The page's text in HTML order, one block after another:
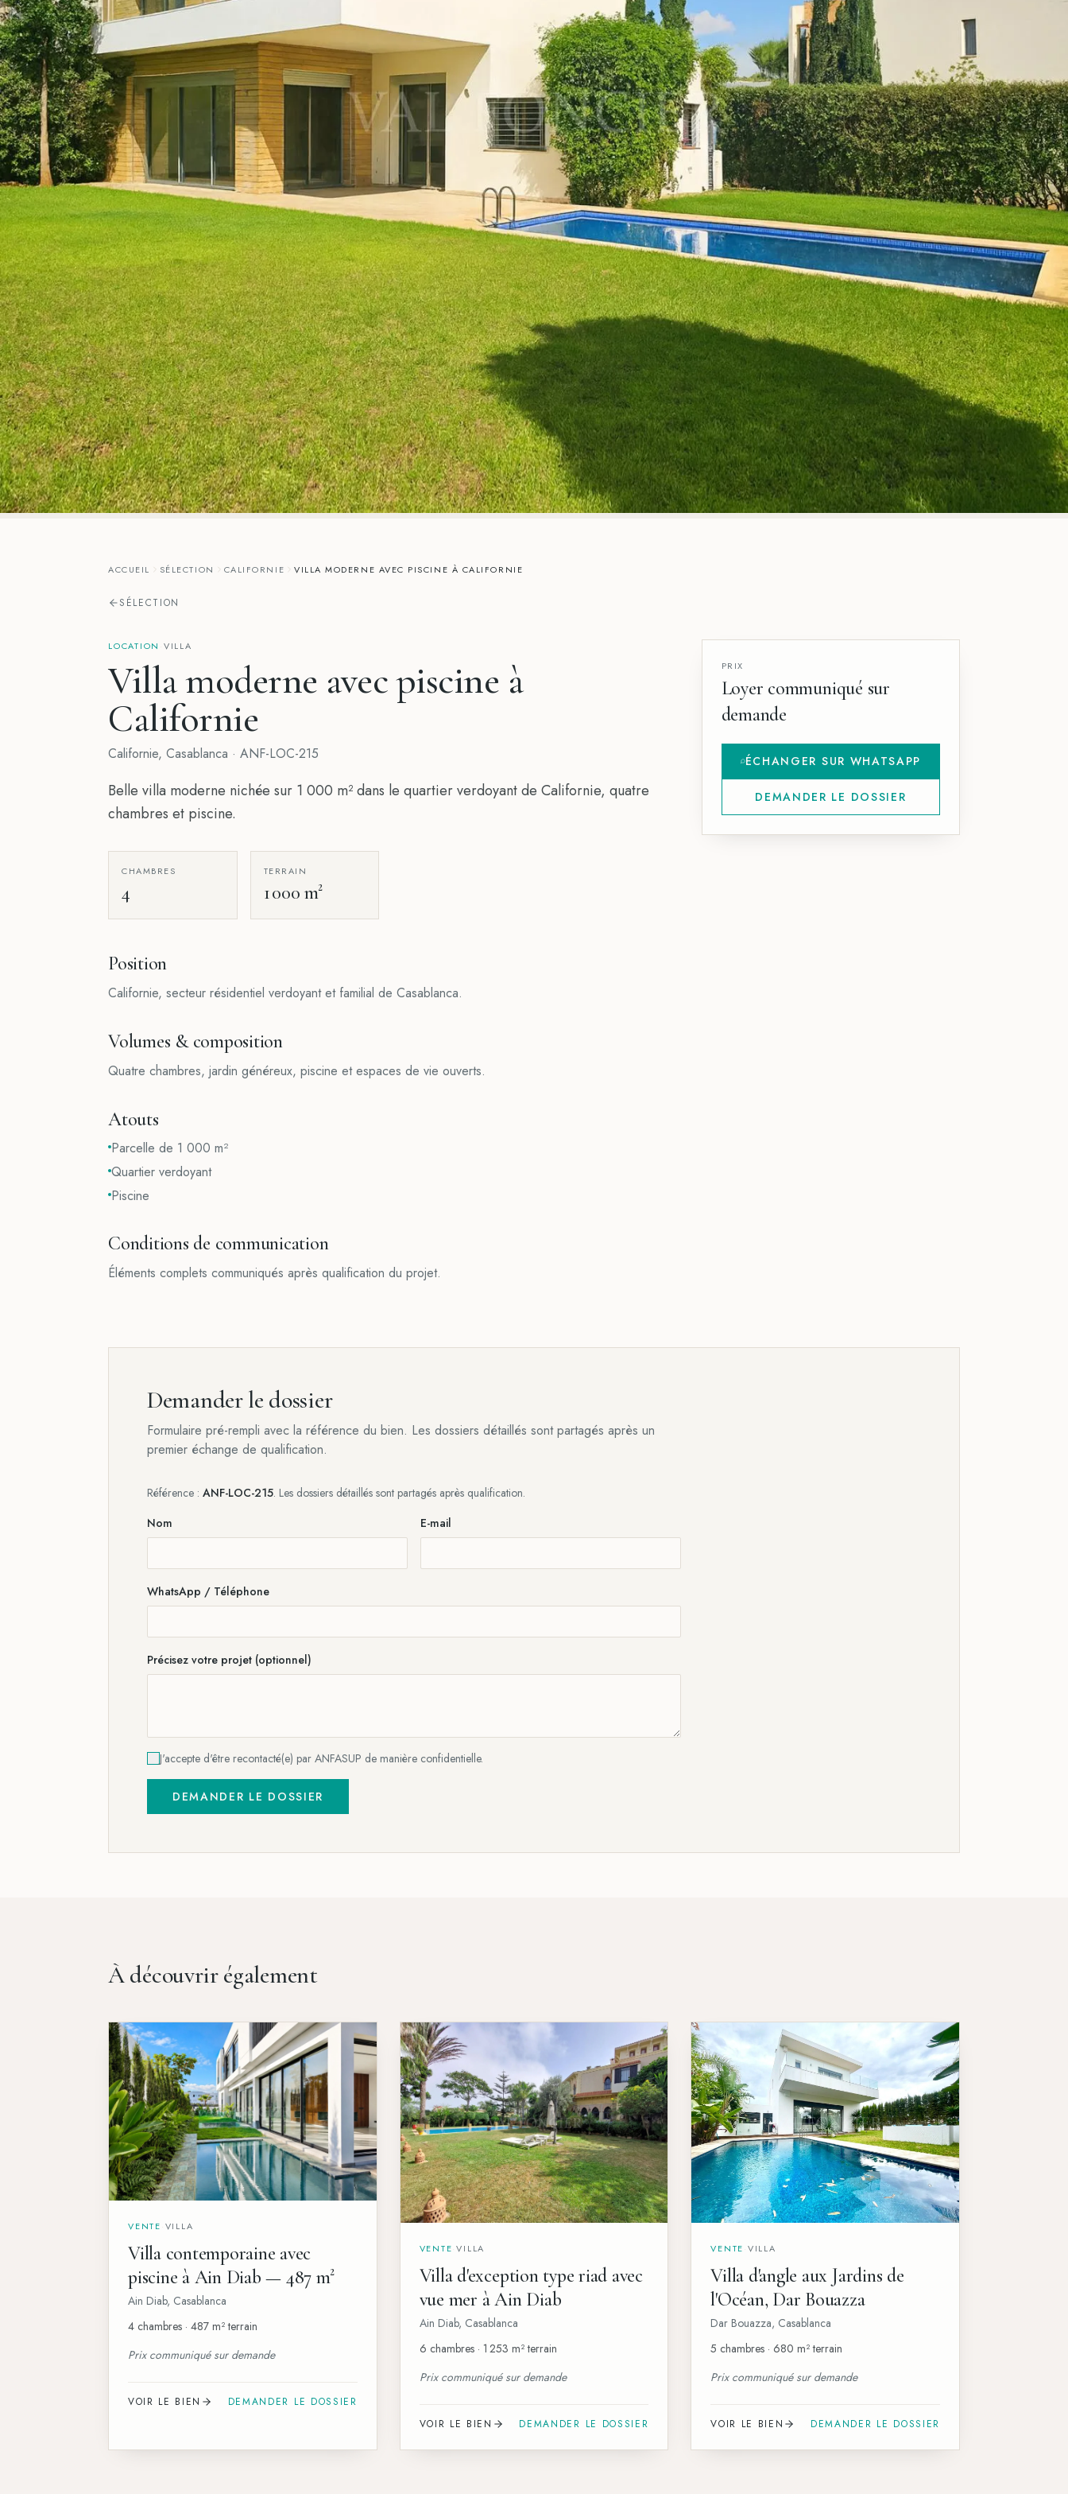
ACCUEIL SÉLECTION CALIFORNIE VILLA MODERNE AVEC PISCINE À CALIFORNIE
SÉLECTION
LOCATION VILLA
Villa moderne avec piscine à
Californie
Californie, Casablanca · ANF-LOC-215
Belle villa moderne nichée sur 1 000 m² dans le quartier verdoyant de Californie, quatre
chambres et piscine.
CHAMBRES
4
TERRAIN
1 000 m²
Position
Californie, secteur résidentiel verdoyant et familial de Casablanca.
Volumes & composition
Quatre chambres, jardin généreux, piscine et espaces de vie ouverts.
Atouts
Parcelle de 1 000 m²
Quartier verdoyant
Piscine
Conditions de communication
Éléments complets communiqués après qualification du projet.
PRIX
Loyer communiqué sur
demande
ÉCHANGER SUR WHATSAPP
DEMANDER LE DOSSIER
Demander le dossier
Formulaire pré-rempli avec la référence du bien. Les dossiers détaillés sont partagés après un
premier échange de qualification.
Référence : ANF-LOC-215. Les dossiers détaillés sont partagés après qualification.
Nom
E-mail
WhatsApp / Téléphone
Précisez votre projet (optionnel)
J'accepte d'être recontacté(e) par ANFASUP de manière confidentielle.
DEMANDER LE DOSSIER
À découvrir également
VENTE VILLA
Villa contemporaine avec
piscine à Ain Diab — 487 m²
Ain Diab, Casablanca
4 chambres · 487 m² terrain
Prix communiqué sur demande
VOIR LE BIEN DEMANDER LE DOSSIER
VENTE ·VILLA
Villa d'exception type riad avec
vue mer à Ain Diab
Ain Diab, Casablanca
6 chambres · 1 253 m² terrain
Prix communiqué sur demande
VOIR LE BIEN DEMANDER LE DOSSIER
VENTE VILLA
Villa d'angle aux Jardins de
l'Océan, Dar Bouazza
Dar Bouazza, Casablanca
5 chambres · 680 m² terrain
Prix communiqué sur demande
VOIR LE BIEN DEMANDER LE DOSSIER